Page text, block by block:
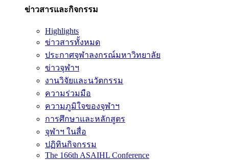
ข่าวสารและกิจกรรม
Highlights
ข่าวสารทั้งหมด
ประกาศจุฬาลงกรณ์มหาวิทยาลัย
ข่าวจุฬาฯ
งานวิจัยและนวัตกรรม
ความร่วมมือ
ความภูมิใจของจุฬาฯ
การศึกษาและหลักสูตร
จุฬาฯ ในสื่อ
ปฏิทินกิจกรรม
The 166th ASAIHL Conference